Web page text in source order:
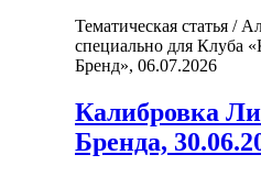
Тематическая статья /
специально для
Бренд», 06.07.2026
Калибровка
Бренда,